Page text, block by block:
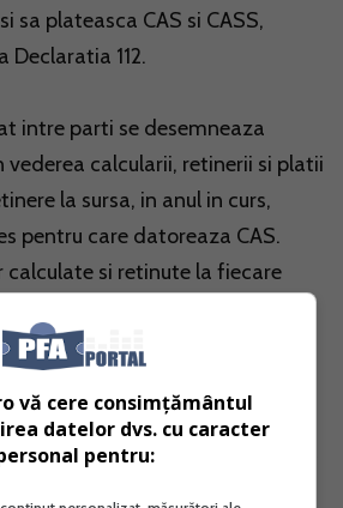
sa plateasca CAS si CASS,
Declaratia 112.
intre parti se desemneaza
calcularii, retinerii si platii
la sursa, in anul in curs,
pentru care datoreaza CAS.
si retinute la fiecare
de venit este cel stabilit de
contributiilor anuale
platitor de venit, iar nivelul
anul curent este cel putin
vă cere consimțământul
datelor dvs. cu caracter
pentru: